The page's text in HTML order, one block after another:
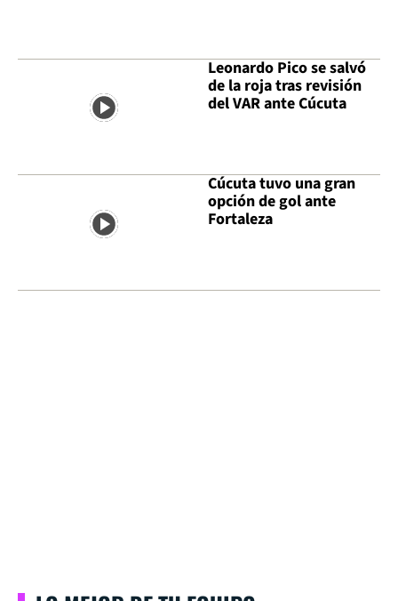
Leonardo Pico se salvó
de la roja tras revisión
del VAR ante Cúcuta
Cúcuta tuvo una gran
opción de gol ante
Fortaleza